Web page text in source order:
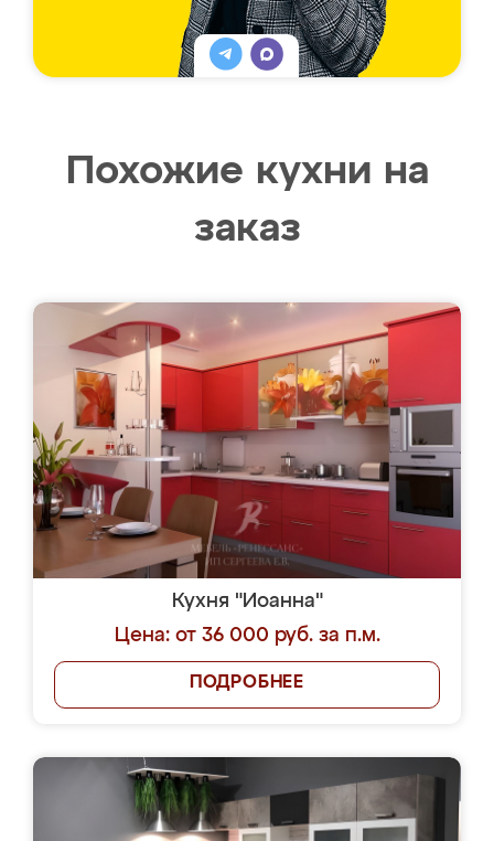
Похожие кухни на
заказ
Кухня "Иоанна"
Цена: от 36 000 руб. за п.м.
ПОДРОБНЕЕ